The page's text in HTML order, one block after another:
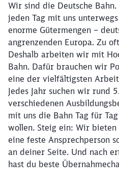
Wir sind die Deutsche
jeden Tag mit uns
enorme Gütermengen –
angrenzenden Europa. Zu
Deshalb arbeiten wir mit
Bahn. Dafür brauchen wir
eine der vielfältigsten
Jedes Jahr suchen wir rund
verschiedenen
mit uns die Bahn Tag für
wollen. Steig ein: Wir
eine feste Ansprechperson
an deiner Seite. Und nach
hast du beste